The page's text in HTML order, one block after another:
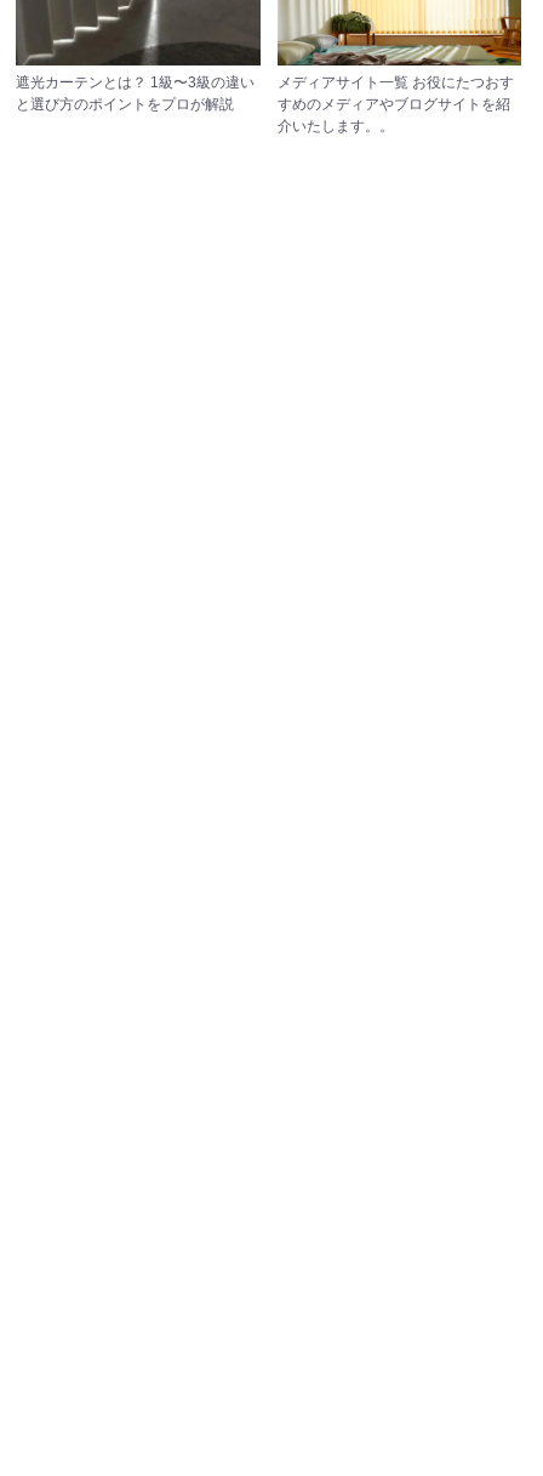
遮光カーテンとは？ 1級〜3級の違い
と選び方のポイントをプロが解説
メディアサイト一覧 お役にたつおす
すめのメディアやブログサイトを紹
介いたします。。